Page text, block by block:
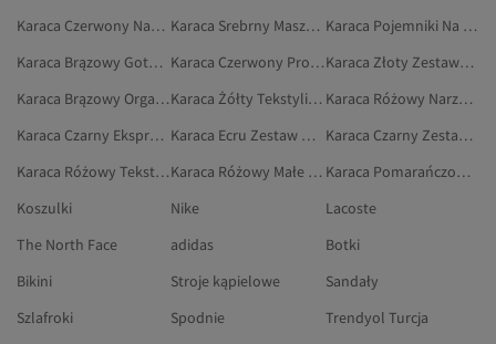
Karaca Czerwony Naczynia I Kuchnia
Karaca Srebrny Maszyny Do Parzenia Herbaty
Karaca Pojemniki Na Lunch
Karaca Brązowy Gotowanie
Karaca Czerwony Produkty Do Prezentacji Herbaty I Kawy
Karaca Złoty Zestawy Śniadaniowe
Karaca Brązowy Organizacja Kuchni
Karaca Żółty Tekstylia Domowe
Karaca Różowy Narzuty Jednoosobowe I Zestawy Narzut
Karaca Czarny Ekspres Do Kawy
Karaca Ecru Zestaw Obiadowy
Karaca Czarny Zestawy Szczypiec Do Serwowania
Karaca Różowy Tekstylia Do Sypialni
Karaca Różowy Małe Urządzenia AGD
Karaca Pomarańczowy Naczynia I Kuchnia
Koszulki
Nike
Lacoste
The North Face
adidas
Botki
Bikini
Stroje kąpielowe
Sandały
Szlafroki
Spodnie
Trendyol Turcja